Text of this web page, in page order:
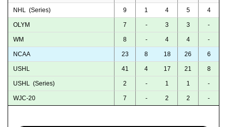
NHL (Series) 9 1 4 5 4
OLYM 7 - 3 3 -
WM 8 - 4 4 -
NCAA 23 8 18 26 6
USHL 41 4 17 21 8
USHL (Series) 2 - 1 1 -
WJC-20 7 - 2 2 -